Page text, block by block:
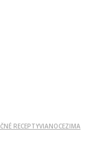
RECEPTYVIANOCEZIMA